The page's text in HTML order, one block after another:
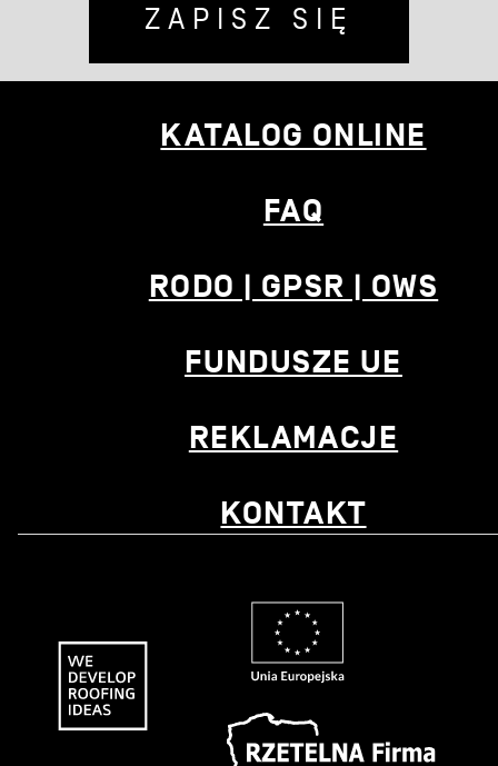
ZAPISZ SIĘ
KATALOG ONLINE
FAQ
RODO | GPSR | OWS
FUNDUSZE UE
REKLAMACJE
KONTAKT